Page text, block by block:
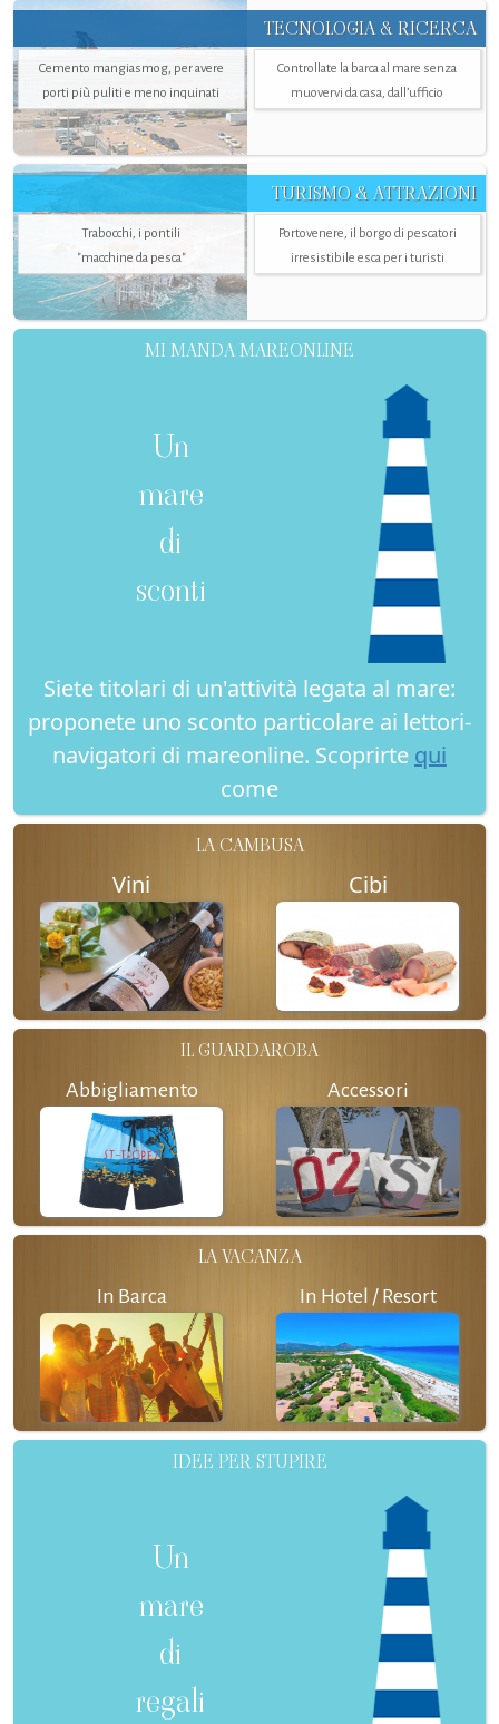
TECNOLOGIA & RICERCA
Cemento mangiasmog, per avere
porti più puliti e meno inquinati
Controllate la barca al mare senza
muovervi da casa, dall’ufficio
TURISMO & ATTRAZIONI
Trabocchi, i pontili
"macchine da pesca"
Portovenere, il borgo di pescatori
irresistibile esca per i turisti
MI MANDA MAREONLINE
Un
mare
di
sconti
Siete titolari di un'attività legata al mare:
proponete uno sconto particolare ai lettori-
navigatori di mareonline. Scoprirte qui
come
LA CAMBUSA
Vini Cibi
IL GUARDAROBA
Abbigliamento Accessori
LA VACANZA
In Barca In Hotel / Resort
IDEE PER STUPIRE
Un
mare
di
regali